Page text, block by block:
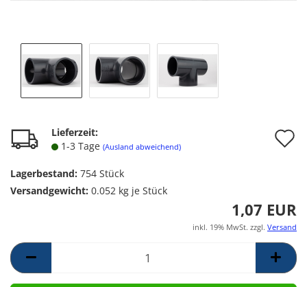
Lieferzeit:
1-3 Tage (Ausland abweichend)
Lagerbestand: 754 Stück
Versandgewicht: 0.052 kg je Stück
1,07 EUR
inkl. 19% MwSt. zzgl. Versand